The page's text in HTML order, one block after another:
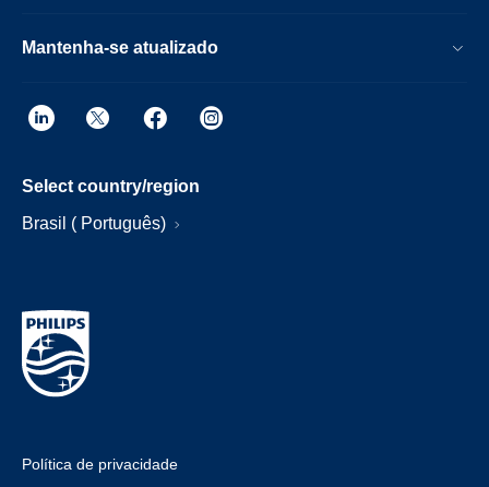
Mantenha-se atualizado
Select country/region
Brasil ( Português)
Política de privacidade